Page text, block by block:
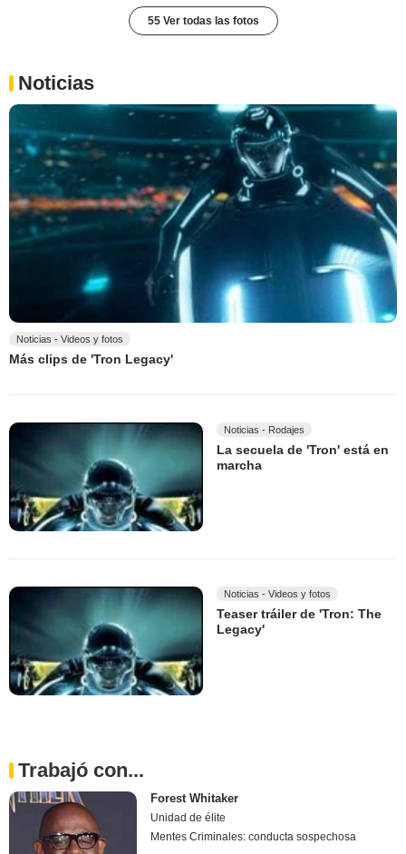
55 Ver todas las fotos
Noticias
Noticias - Videos y fotos
Más clips de 'Tron Legacy'
Noticias - Rodajes
La secuela de 'Tron' está en
marcha
Noticias - Videos y fotos
Teaser tráiler de 'Tron: The
Legacy'
Trabajó con...
Forest Whitaker
Unidad de élite
Mentes Criminales: conducta sospechosa